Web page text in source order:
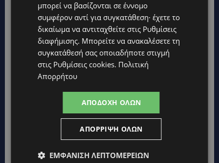
μοναδική – Το χαδιάρικο τετράποδο με τη ματιά που λιώνει
UPDATES
ΤΑΣΟΣ ΧΑΤΖΗΓΙΟΒΑΝΗΣ: Η συγκλονιστική ιστορία του
12χρονου Δημήτρη και η δωρεά των 12.500 ευρώ που του
έδωσε ελπίδα
STORIES
μπορείς να διατηρείς νόμιμα
ΧΩΡΙΣ ΣΩΣΣΙΒΙΟ Η ΘΑΛΑΣΣΙΑ ΣΥΝΔΕΣΗ ΚΥΠΡΟΥ-ΕΛΛΑΔΑΣ:
«Χωρίς επιδότηση το πλοίο δεν θα ξανασηκώσει άγκυρα»
μπορεί να βασίζονται σε έννομο
συμφέρον αντί για συγκατάθεση· έχετε το
δικαίωμα να αντιταχθείτε στις Ρυθμίσεις
διαφήμισης. Μπορείτε να ανακαλέσετε τη
συγκατάθεσή σας οποιαδήποτε στιγμή
στις Ρυθμίσεις cookies. Πολιτική
Απορρήτου
ΑΠΟΔΟΧΉ ΌΛΩΝ
ΑΠΌΡΡΙΨΗ ΌΛΩΝ
ΕΜΦΆΝΙΣΗ ΛΕΠΤΟΜΕΡΕΙΏΝ